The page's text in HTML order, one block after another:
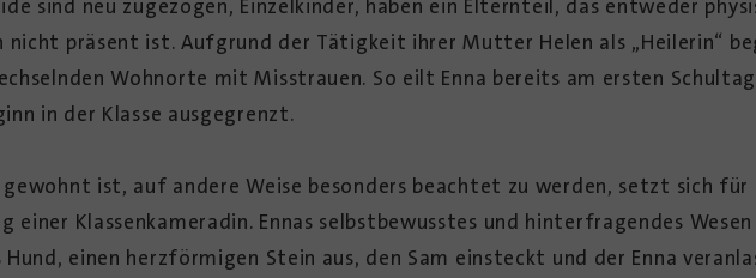
sind neu zugezogen, Einzelkinder, haben ein Elternteil, das entweder
nicht präsent ist. Aufgrund der Tätigkeit ihrer Mutter Helen als „Heilerin“
Wohnorte mit Misstrauen. So eilt Enna bereits am ersten Schultag
in der Klasse ausgegrenzt.
gewohnt ist, auf andere Weise besonders beachtet zu werden, setzt sich für
einer Klassenkameradin. Ennas selbstbewusstes und hinterfragendes
Hund, einen herzförmigen Stein aus, den Sam einsteckt und der Enna